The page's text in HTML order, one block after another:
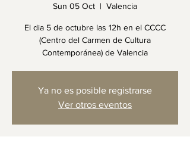
Sun 05 Oct
  |
Valencia
El dia 5 de octubre las 12h en el CCCC
(Centro del Carmen de Cultura
Contemporánea) de Valencia
Ya no es posible registrarse
Ver otros eventos